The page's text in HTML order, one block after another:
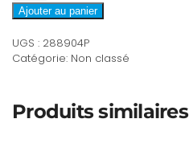
Passeport
famille
:
Maisons
Ajouter au panier
UGS : 288904P
Catégorie: Non classé
Produits similaires